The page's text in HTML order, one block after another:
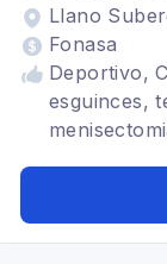
Llano
Fonasa
Deportivo,
esguinces,
desgarros,